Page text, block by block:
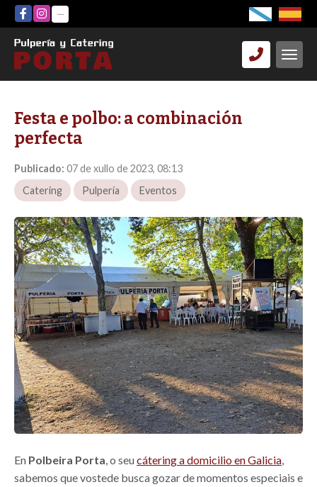
Festa e polbo: a combinación
perfecta
Publicado: 07 de xullo de 2023, 08:13
Catering
Pulpería Eventos
En Polbeira Porta , o seucátering a domicilio en Galicia
sabemos que vostede busca gozar de momentos especiais e